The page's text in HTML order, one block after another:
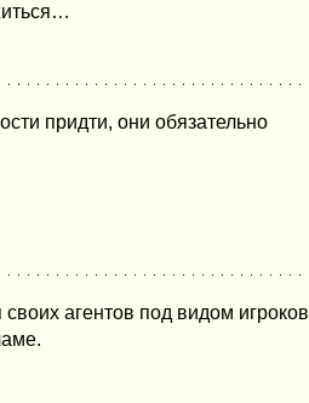
придти, они обязательно
агентов под видом игроков